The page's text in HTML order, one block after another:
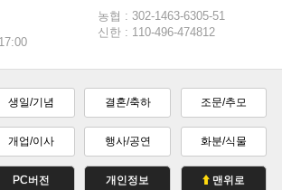
농협 : 302-1463-6305-51
신한 : 110-496-474812
생일/기념 결혼/축하 조문/추모
개업/이사 행사/공연 화분/식물
PC버전 개인정보 맨위로